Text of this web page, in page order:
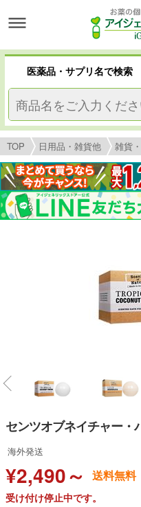
医薬品・サプリ名で検索
TOP 日用品・雑貨他 雑貨
センツオブネイチャー・
海外発送
¥2,490～ 送料無料
受け付け停止中です。